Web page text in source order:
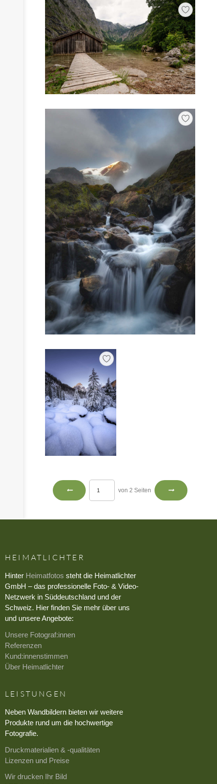
von 2 Seiten
HEIMATLICHTER
Hinter Heimatfotos steht die Heimatlichter
GmbH – das professionelle Foto- & Video-
Netzwerk in Süddeutschland und der
Schweiz. Hier finden Sie mehr über uns
und unsere Angebote:
Unsere Fotograf:innen
Referenzen
Kund:innenstimmen
Über Heimatlichter
LEISTUNGEN
Neben Wandbildern bieten wir weitere
Produkte rund um die hochwertige
Fotografie.
Druckmaterialien & -qualitäten
Lizenzen und Preise
Wir drucken Ihr Bild